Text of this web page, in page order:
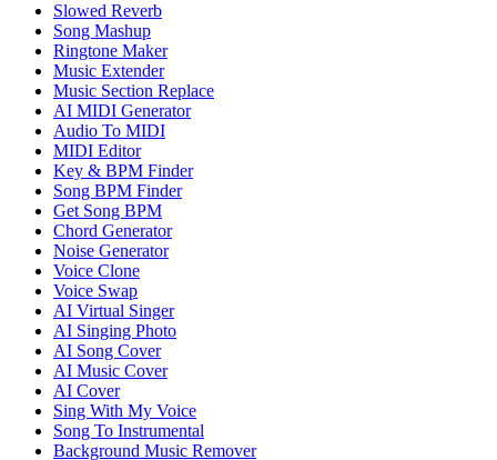
Slowed Reverb
Song Mashup
Ringtone Maker
Music Extender
Music Section Replace
AI MIDI Generator
Audio To MIDI
MIDI Editor
Key & BPM Finder
Song BPM Finder
Get Song BPM
Chord Generator
Noise Generator
Voice Clone
Voice Swap
AI Virtual Singer
AI Singing Photo
AI Song Cover
AI Music Cover
AI Cover
Sing With My Voice
Song To Instrumental
Background Music Remover